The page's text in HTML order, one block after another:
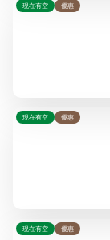
現在有空 優惠
現在有空 優惠
現在有空 優惠